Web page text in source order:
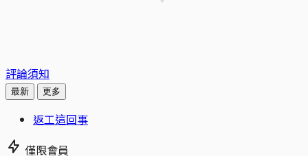
評論須知
最新 更多
返工這回事
僅限會員